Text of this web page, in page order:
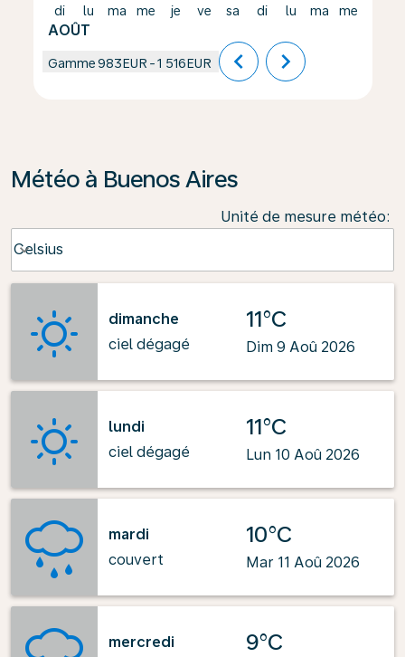
di
AOÛT
lu ma me je ve sa di lu ma me
Gamme983EUR -1 516EUR chevron_left chevron_right
Météo à Buenos Aires
Unité de mesure météo:
Celsius
keyboard_arrow_down
dimanche
ciel dégagé
11°C
Dim 9 Aoû 2026
lundi
ciel dégagé
11°C
Lun 10 Aoû 2026
mardi
couvert
10°C
Mar 11 Aoû 2026
mercredi
9°C